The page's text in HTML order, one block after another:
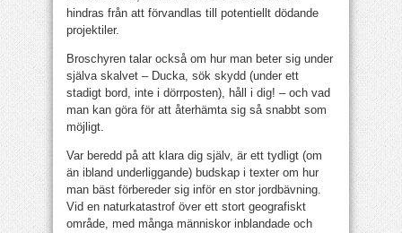
hindras från att förvandlas till potentiellt dödande
projektiler.
Broschyren talar också om hur man beter sig under
själva skalvet – Ducka, sök skydd (under ett
stadigt bord, inte i dörrposten), håll i dig! – och vad
man kan göra för att återhämta sig så snabbt som
möjligt.
Var beredd på att klara dig själv, är ett tydligt (om
än ibland underliggande) budskap i texter om hur
man bäst förbereder sig inför en stor jordbävning.
Vid en naturkatastrof över ett stort geografiskt
område, med många människor inblandade och